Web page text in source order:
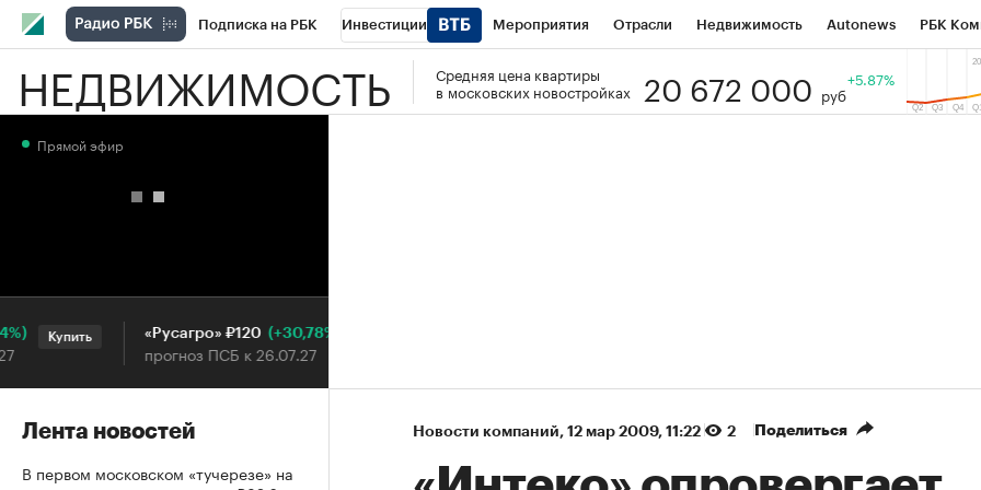
Подписка на РБК Инвестиции Мероприятия Отрасли Недвижимость Autonews РБК
РБК Вино Спорт Школа управления РБК РБК Образование Тренды
НЕДВИЖИМОСТЬ
Средняя цена квартиры
в московских новостройках
20 672 000 руб
+5.87%
Новости компаний⁠, 12 мар 2009, 11:22 2 Поделиться
Прямой эфир
Купить «Русагро» ₽120 (+30,78%)
прогноз ПСБ к 26.07.27
Лента новостей
В первом московском «тучерезе» на